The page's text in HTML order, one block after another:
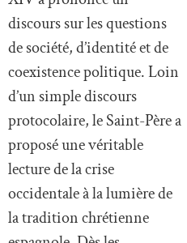
discours sur les questions
de société, d’identité et de
coexistence politique. Loin
d’un simple discours
protocolaire, le Saint-Père a
proposé une véritable
lecture de la crise
occidentale à la lumière de
la tradition chrétienne